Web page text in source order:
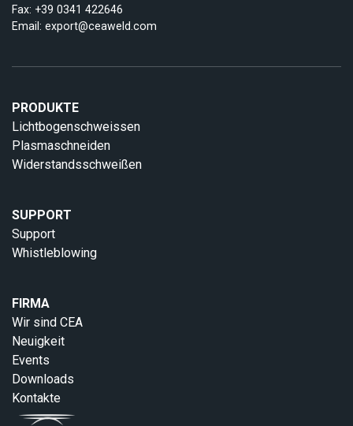
Fax: +39 0341 422646
Email: export@ceaweld.com
PRODUKTE
Lichtbogenschweissen
Plasmaschneiden
Widerstandsschweißen
SUPPORT
Support
Whistleblowing
FIRMA
Wir sind CEA
Neuigkeit
Events
Downloads
Kontakte